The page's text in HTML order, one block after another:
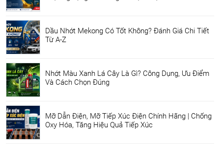
Dầu Nhớt Mekong Có Tốt Không? Đánh Giá Chi Tiết
Từ A-Z
Nhớt Màu Xanh Lá Cây Là Gì? Công Dụng, Ưu Điểm
Và Cách Chọn Đúng
Mỡ Dẫn Điện, Mỡ Tiếp Xúc Điện Chính Hãng | Chống
Oxy Hóa, Tăng Hiệu Quả Tiếp Xúc